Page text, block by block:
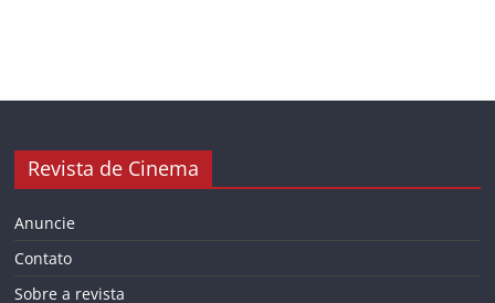
Revista de Cinema
Anuncie
Contato
Sobre a revista